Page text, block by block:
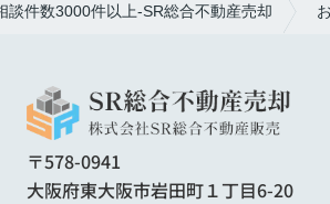
談件数3000件以上-SR総合不動産売却
〒578-0941
大阪府東大阪市岩田町１丁目6-20